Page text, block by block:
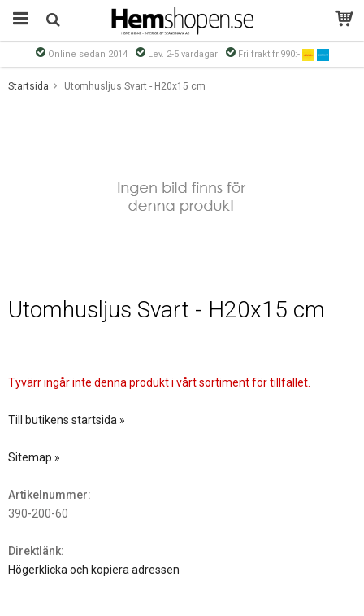
Online sedan 2014 Lev. 2-5 vardagar Fri frakt fr.990:-
Startsida Utomhusljus Svart - H20x15 cm
Utomhusljus Svart - H20x15 cm
Tyvärr ingår inte denna produkt i vårt sortiment för tillfället.
Till butikens startsida »
Sitemap »
Artikelnummer:
390-200-60
Direktlänk:
Högerklicka och kopiera adressen